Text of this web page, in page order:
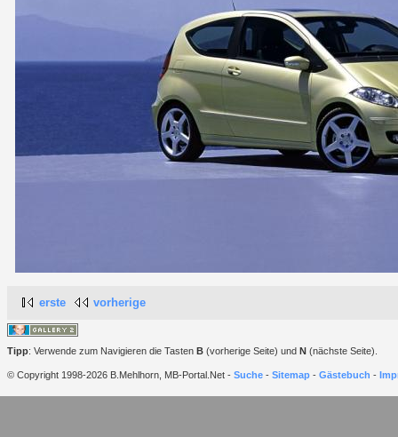
erste vorherige
Tipp: Verwende zum Navigieren die Tasten B (vorherige Seite) und N (nächste Seite).
© Copyright 1998-2026 B.Mehlhorn, MB-Portal.Net - Suche - Sitemap - Gästebuch -